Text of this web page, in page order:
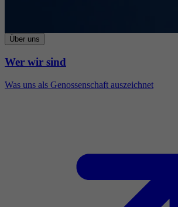
Über uns
Wer wir sind
Was uns als Genossenschaft auszeichnet